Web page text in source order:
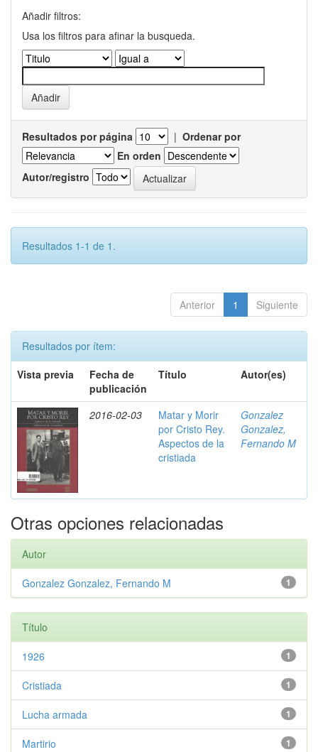
Añadir filtros:
Usa los filtros para afinar la busqueda.
Resultados por página | Ordenar por
En orden
Autor/registro
Resultados 1-1 de 1.
Anterior 1 Siguiente
Resultados por ítem:
Vista previa
Fecha de
publicación
Título Autor(es)
2016-02-03
Matar y Morir
por Cristo Rey.
Aspectos de la
cristiada
Gonzalez
Gonzalez,
Fernando M
Otras opciones relacionadas
Autor
1
Gonzalez Gonzalez, Fernando M
Título
1
1926
1
Cristiada
1
Lucha armada
1
Martirio